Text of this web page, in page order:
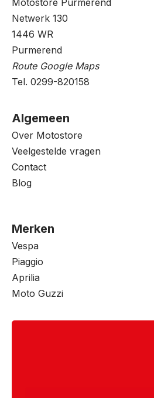
Netwerk 130
1446 WR
Purmerend
Route Google Maps
Tel. 0299-820158
Algemeen
Over Motostore
Veelgestelde vragen
Contact
Blog
Merken
Vespa
Piaggio
Aprilia
Moto Guzzi